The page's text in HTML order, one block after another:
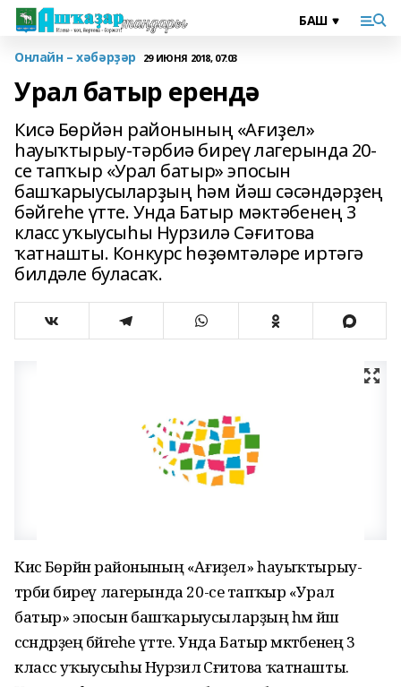
Онлайн – хәбәрҙәр 29 ИЮНЯ 2018, 07:03
Урал батыр ерендә
Кисә Бөрйән районының «Ағиҙел»
һауыҡтырыу-тәрбиә биреү лагерында 20-
се тапҡыр «Урал батыр» эпосын
башҡарыусыларҙың һәм йәш сәсәндәрҙең
бәйгеһе үтте. Унда Батыр мәктәбенең 3
класс уҡыусыһы Нурзилә Сәғитова
ҡатнашты. Конкурс һөҙөмтәләре иртәгә
билдәле буласаҡ.
Кисә Бөрйән районының «Ағиҙел» һауыҡтырыу-
тәрбиә биреү лагерында 20-се тапҡыр «Урал
батыр» эпосын башҡарыусыларҙың һәм йәш
сәсәндәрҙең бәйгеһе үтте. Унда Батыр мәктәбенең 3
класс уҡыусыһы Нурзилә Сәғитова ҡатнашты.